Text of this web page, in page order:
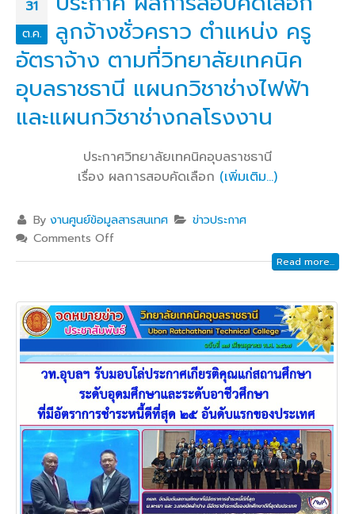
31
ต.ค.
ลูกจ้างชั่วคราว ตำแหน่ง ครู
อัตราจ้าง ตามที่วิทยาลัยเทคนิค
อุบลราชธานี แผนกวิชาช่างไฟฟ้า
และแผนกวิชาช่างกลโรงงาน
ประกาศวิทยาลัยเทคนิคอุบลราชธานี
เรื่อง ผลการสอบคัดเลือก (เพิ่มเติม…)
Byงานศูนย์ข้อมูลสารสนเทศ
ข่าวประกาศ
Comments Off
Read more...